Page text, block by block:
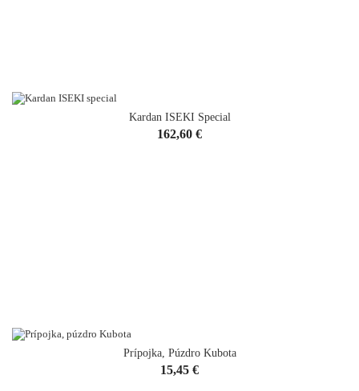
Kardan ISEKI Special
Cena
162,60 €
Prípojka, Púzdro Kubota
Cena
15,45 €